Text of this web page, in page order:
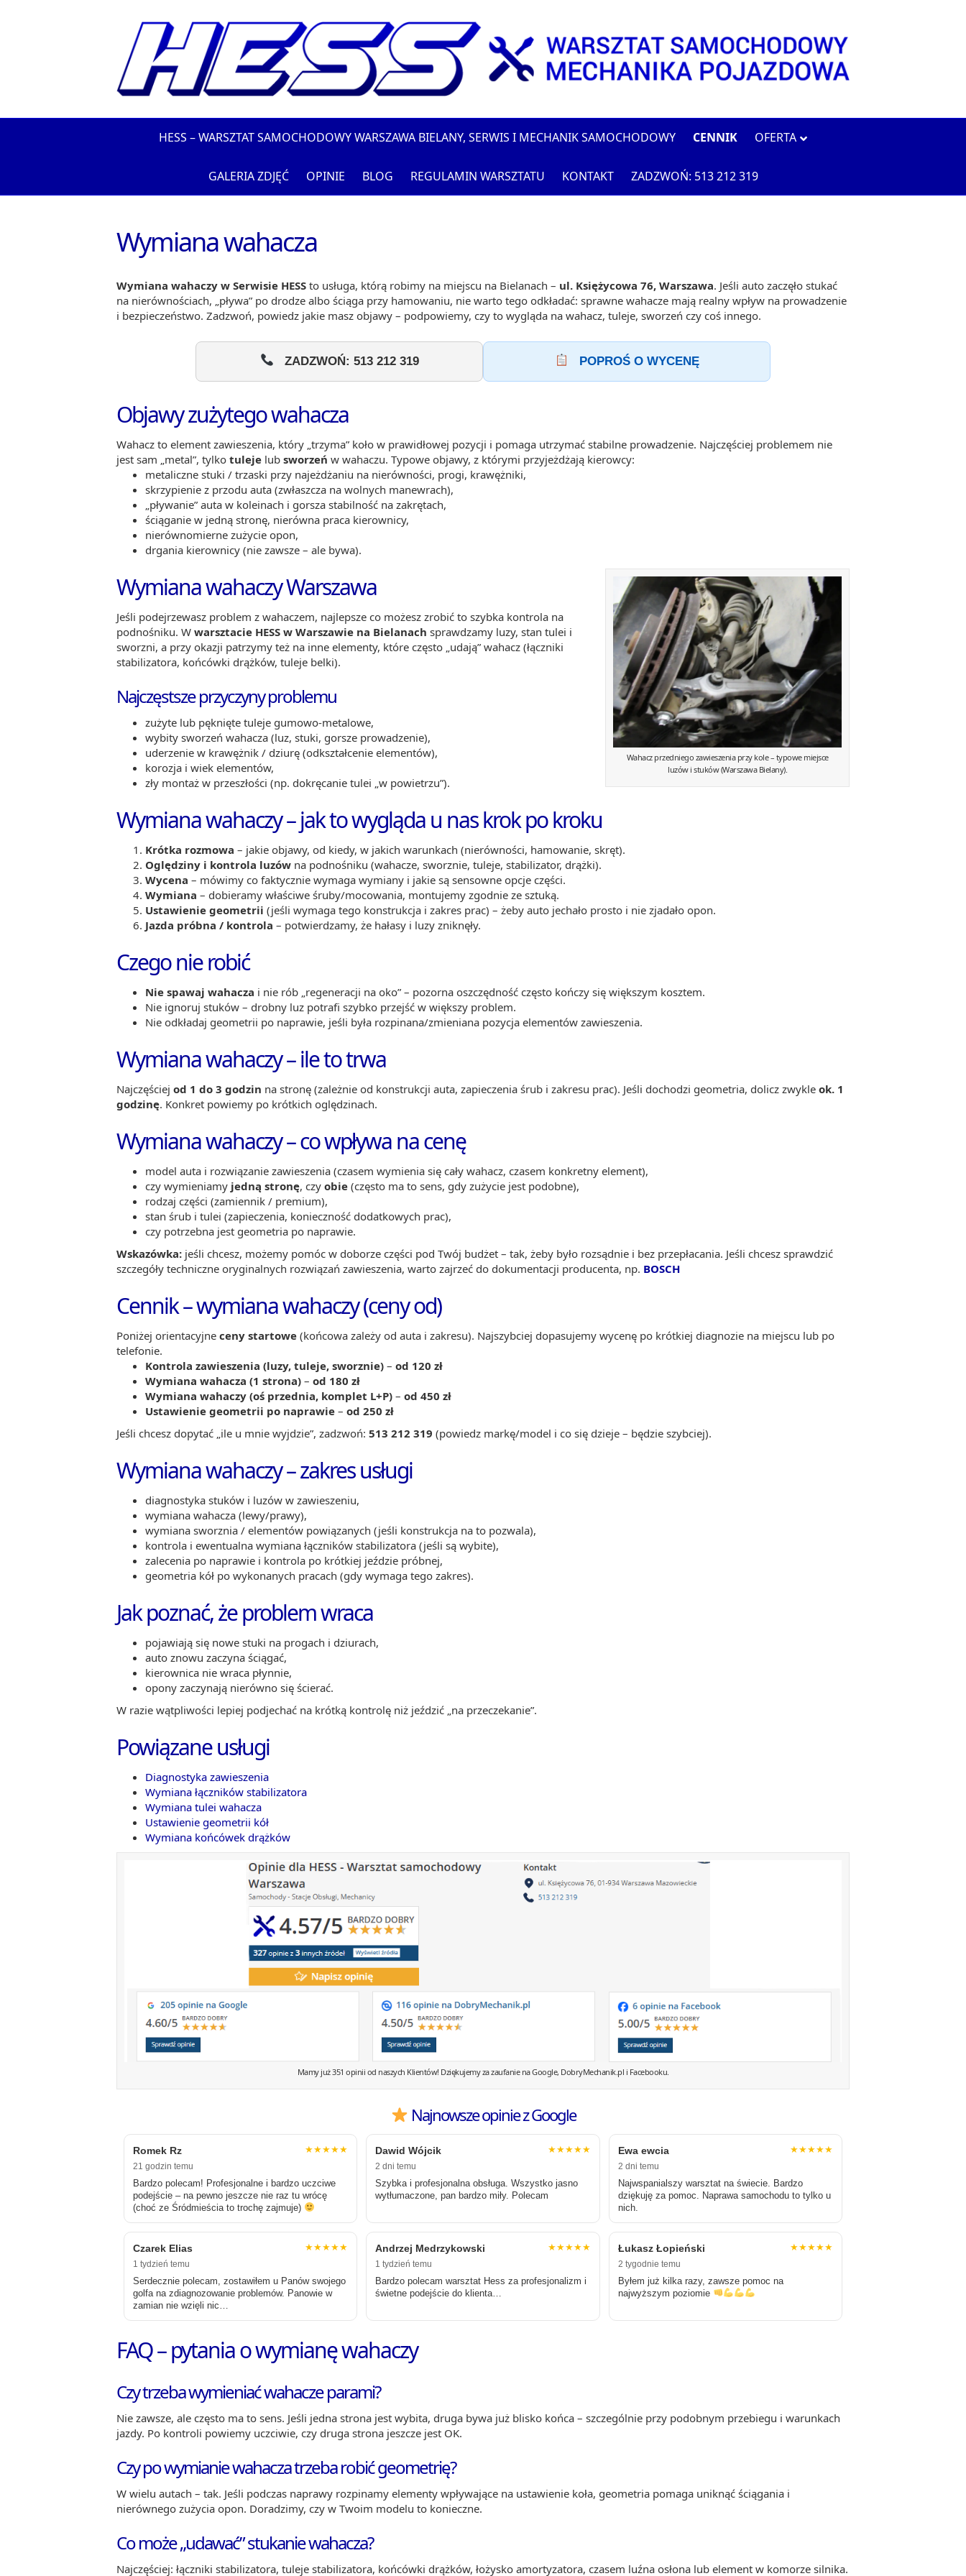
HESS – WARSZTAT SAMOCHODOWY WARSZAWA BIELANY, SERWIS I MECHANIK SAMOCHODOWY CENNIK OFERTA
GALERIA ZDJĘĆ OPINIE BLOG REGULAMIN WARSZTATU KONTAKT ZADZWOŃ: 513 212 319
Wymiana wahacza
Wymiana wahaczy w Serwisie HESS to usługa, którą robimy na miejscu na Bielanach – ul. Księżycowa 76, Warszawa. Jeśli auto zaczęło stukać
na nierównościach, „pływa” po drodze albo ściąga przy hamowaniu, nie warto tego odkładać: sprawne wahacze mają realny wpływ na prowadzenie
i bezpieczeństwo. Zadzwoń, powiedz jakie masz objawy – podpowiemy, czy to wygląda na wahacz, tuleje, sworzeń czy coś innego.
ZADZWOŃ: 513 212 319 POPROŚ O WYCENĘ
Objawy zużytego wahacza
Wahacz to element zawieszenia, który „trzyma” koło w prawidłowej pozycji i pomaga utrzymać stabilne prowadzenie. Najczęściej problemem nie
jest sam „metal”, tylko tuleje lub sworzeń w wahaczu. Typowe objawy, z którymi przyjeżdżają kierowcy:
metaliczne stuki / trzaski przy najeżdżaniu na nierówności, progi, krawężniki,
skrzypienie z przodu auta (zwłaszcza na wolnych manewrach),
„pływanie” auta w koleinach i gorsza stabilność na zakrętach,
ściąganie w jedną stronę, nierówna praca kierownicy,
nierównomierne zużycie opon,
drgania kierownicy (nie zawsze – ale bywa).
Wahacz przedniego zawieszenia przy kole – typowe miejsce
luzów i stuków (Warszawa Bielany).
Wymiana wahaczy Warszawa
Jeśli podejrzewasz problem z wahaczem, najlepsze co możesz zrobić to szybka kontrola na
podnośniku. W warsztacie HESS w Warszawie na Bielanach sprawdzamy luzy, stan tulei i
sworzni, a przy okazji patrzymy też na inne elementy, które często „udają” wahacz (łączniki
stabilizatora, końcówki drążków, tuleje belki).
Najczęstsze przyczyny problemu
zużyte lub pęknięte tuleje gumowo-metalowe,
wybity sworzeń wahacza (luz, stuki, gorsze prowadzenie),
uderzenie w krawężnik / dziurę (odkształcenie elementów),
korozja i wiek elementów,
zły montaż w przeszłości (np. dokręcanie tulei „w powietrzu”).
Wymiana wahaczy – jak to wygląda u nas krok po kroku
Krótka rozmowa – jakie objawy, od kiedy, w jakich warunkach (nierówności, hamowanie, skręt).
Oględziny i kontrola luzów na podnośniku (wahacze, sworznie, tuleje, stabilizator, drążki).
Wycena – mówimy co faktycznie wymaga wymiany i jakie są sensowne opcje części.
Wymiana – dobieramy właściwe śruby/mocowania, montujemy zgodnie ze sztuką.
Ustawienie geometrii (jeśli wymaga tego konstrukcja i zakres prac) – żeby auto jechało prosto i nie zjadało opon.
Jazda próbna / kontrola – potwierdzamy, że hałasy i luzy zniknęły.
Czego nie robić
Nie spawaj wahacza i nie rób „regeneracji na oko” – pozorna oszczędność często kończy się większym kosztem.
Nie ignoruj stuków – drobny luz potrafi szybko przejść w większy problem.
Nie odkładaj geometrii po naprawie, jeśli była rozpinana/zmieniana pozycja elementów zawieszenia.
Wymiana wahaczy – ile to trwa
Najczęściej od 1 do 3 godzin na stronę (zależnie od konstrukcji auta, zapieczenia śrub i zakresu prac). Jeśli dochodzi geometria, dolicz zwykle ok. 1
godzinę. Konkret powiemy po krótkich oględzinach.
Wymiana wahaczy – co wpływa na cenę
model auta i rozwiązanie zawieszenia (czasem wymienia się cały wahacz, czasem konkretny element),
czy wymieniamy jedną stronę, czy obie (często ma to sens, gdy zużycie jest podobne),
rodzaj części (zamiennik / premium),
stan śrub i tulei (zapieczenia, konieczność dodatkowych prac),
czy potrzebna jest geometria po naprawie.
Wskazówka: jeśli chcesz, możemy pomóc w doborze części pod Twój budżet – tak, żeby było rozsądnie i bez przepłacania. Jeśli chcesz sprawdzić
szczegóły techniczne oryginalnych rozwiązań zawieszenia, warto zajrzeć do dokumentacji producenta, np. BOSCH
Cennik – wymiana wahaczy (ceny od)
Poniżej orientacyjne ceny startowe (końcowa zależy od auta i zakresu). Najszybciej dopasujemy wycenę po krótkiej diagnozie na miejscu lub po
telefonie.
Kontrola zawieszenia (luzy, tuleje, sworznie) – od 120 zł
Wymiana wahacza (1 strona) – od 180 zł
Wymiana wahaczy (oś przednia, komplet L+P) – od 450 zł
Ustawienie geometrii po naprawie – od 250 zł
Jeśli chcesz dopytać „ile u mnie wyjdzie”, zadzwoń: 513 212 319 (powiedz markę/model i co się dzieje – będzie szybciej).
Wymiana wahaczy – zakres usługi
diagnostyka stuków i luzów w zawieszeniu,
wymiana wahacza (lewy/prawy),
wymiana sworznia / elementów powiązanych (jeśli konstrukcja na to pozwala),
kontrola i ewentualna wymiana łączników stabilizatora (jeśli są wybite),
zalecenia po naprawie i kontrola po krótkiej jeździe próbnej,
geometria kół po wykonanych pracach (gdy wymaga tego zakres).
Jak poznać, że problem wraca
pojawiają się nowe stuki na progach i dziurach,
auto znowu zaczyna ściągać,
kierownica nie wraca płynnie,
opony zaczynają nierówno się ścierać.
W razie wątpliwości lepiej podjechać na krótką kontrolę niż jeździć „na przeczekanie”.
Powiązane usługi
Diagnostyka zawieszenia
Wymiana łączników stabilizatora
Wymiana tulei wahacza
Ustawienie geometrii kół
Wymiana końcówek drążków
Mamy już 351 opinii od naszych Klientów! Dziękujemy za zaufanie na Google, DobryMechanik.pl i Facebooku.
Najnowsze opinie z Google
Romek Rz ★★★★★
21 godzin temu
Bardzo polecam! Profesjonalne i bardzo uczciwe
podejście – na pewno jeszcze nie raz tu wrócę
(choć ze Śródmieścia to trochę zajmuje)
Dawid Wójcik ★★★★★
2 dni temu
Szybka i profesjonalna obsługa. Wszystko jasno
wytłumaczone, pan bardzo miły. Polecam
Ewa ewcia ★★★★★
2 dni temu
Najwspanialszy warsztat na świecie. Bardzo
dziękuję za pomoc. Naprawa samochodu to tylko u
nich.
Czarek Elias ★★★★★
1 tydzień temu
Serdecznie polecam, zostawiłem u Panów swojego
golfa na zdiagnozowanie problemów. Panowie w
zamian nie wzięli nic…
Andrzej Medrzykowski ★★★★★
1 tydzień temu
Bardzo polecam warsztat Hess za profesjonalizm i
świetne podejście do klienta…
Łukasz Łopieński ★★★★★
2 tygodnie temu
Byłem już kilka razy, zawsze pomoc na
najwyższym poziomie
FAQ – pytania o wymianę wahaczy
Czy trzeba wymieniać wahacze parami?
Nie zawsze, ale często ma to sens. Jeśli jedna strona jest wybita, druga bywa już blisko końca – szczególnie przy podobnym przebiegu i warunkach
jazdy. Po kontroli powiemy uczciwie, czy druga strona jeszcze jest OK.
Czy po wymianie wahacza trzeba robić geometrię?
W wielu autach – tak. Jeśli podczas naprawy rozpinamy elementy wpływające na ustawienie koła, geometria pomaga uniknąć ściągania i
nierównego zużycia opon. Doradzimy, czy w Twoim modelu to konieczne.
Co może „udawać” stukanie wahacza?
Najczęściej: łączniki stabilizatora, tuleje stabilizatora, końcówki drążków, łożysko amortyzatora, czasem luźna osłona lub element w komorze silnika.